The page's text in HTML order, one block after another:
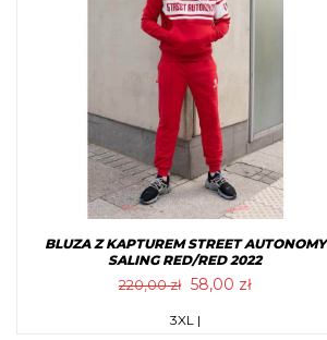
Opcje
można
wybrać
na
stronie
produktu
BLUZA Z KAPTUREM STREET AUTONOMY
SALING RED/RED 2022
220,00zł
Pierwotna
wynosiła:
58,00 złAktualna
Ten
3XL |